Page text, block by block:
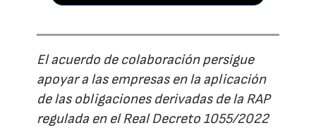
El acuerdo de colaboración persigue
apoyar a las empresas en la aplicación
de las obligaciones derivadas de la RAP
regulada en el Real Decreto 1055/2022